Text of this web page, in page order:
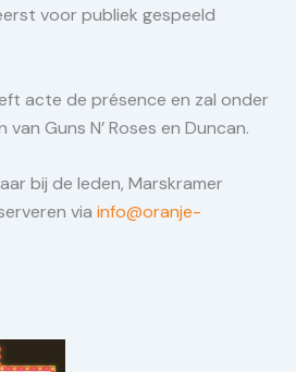
voor publiek gespeeld
acte de présence en zal onder
Guns N’ Roses en Duncan.
bij de leden, Marskramer
via info@oranje-